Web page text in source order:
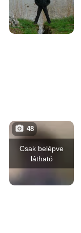
Csak belépve
látható
48